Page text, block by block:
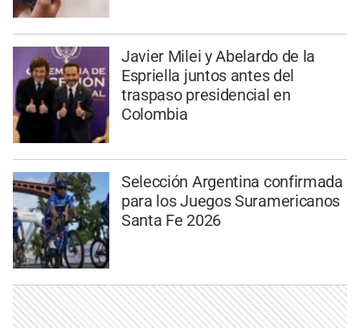
Javier Milei y Abelardo de la
Espriella juntos antes del
traspaso presidencial en
Colombia
Selección Argentina confirmada
para los Juegos Suramericanos
Santa Fe 2026